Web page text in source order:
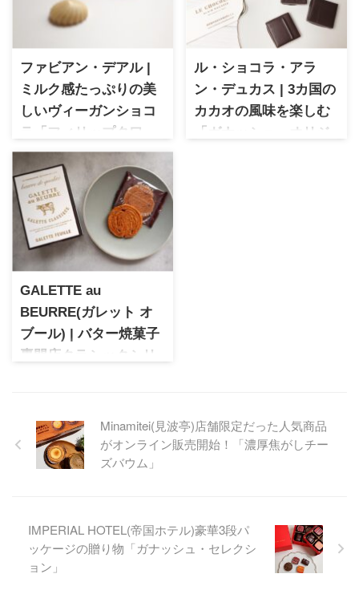
ファビアン・デアル |
ミルク感たっぷりの美
しいヴィーガンショコ
ラ「フィリップタワー
５種」
ファビアン・デアル ミルク感
たっぷりのヴィーガンショコ
ラ「フィリップタワー」５種
を実食レビュー。美しい見た
目と繊細な味わいが魅力で
す。
ル・ショコラ・アラ
ン・デュカス | 3カ国の
カカオの風味を楽しむ
「ガナッシュ・オリジ
GALETTE au
BEURRE(ガレット オ
ブール) | バター焼菓子
専門店クラシックシリ
2020年にモロゾフより誕生し
たバターを楽しむ焼き菓子専
門店。フランス、イズニーバ
ターを使用した香り豊かな焼
にぴったりのサイズ。百貨店5
店舗のみ展開の希少なスイー
ツです。
Minamitei(見波亭)店舗限定だった人気商品
がオンライン販売開始！「濃厚焦がしチー
ズバウム」
IMPERIAL HOTEL(帝国ホテル)豪華3段パ
ッケージの贈り物「ガナッシュ・セレクシ
ョン」